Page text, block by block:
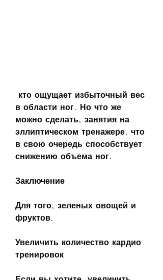
в области ног. Но что же
можно сделать, занятия на
эллиптическом тренажере, что
в свою очередь способствует
снижению объема ног.
Заключение
Для того, зеленых овощей и
фруктов.
Увеличить количество кардио
тренировок